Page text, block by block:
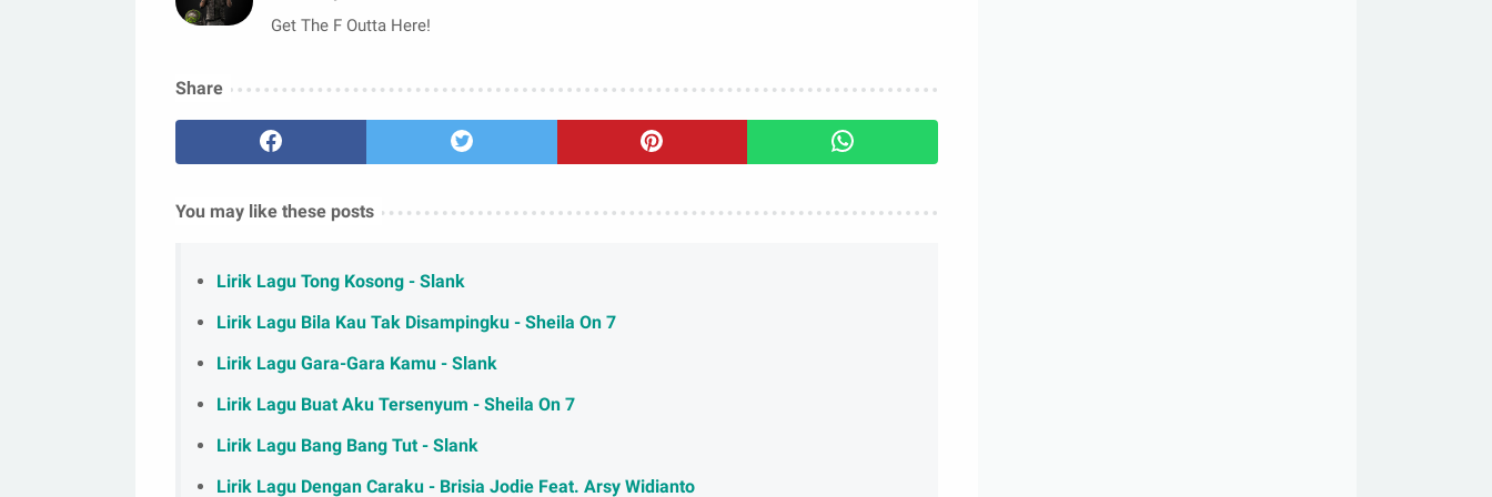
Get The F Outta Here!
Share
You may like these posts
Lirik Lagu Tong Kosong - Slank
Lirik Lagu Bila Kau Tak Disampingku - Sheila On 7
Lirik Lagu Gara-Gara Kamu - Slank
Lirik Lagu Buat Aku Tersenyum - Sheila On 7
Lirik Lagu Bang Bang Tut - Slank
Lirik Lagu Dengan Caraku - Brisia Jodie Feat. Arsy Widianto